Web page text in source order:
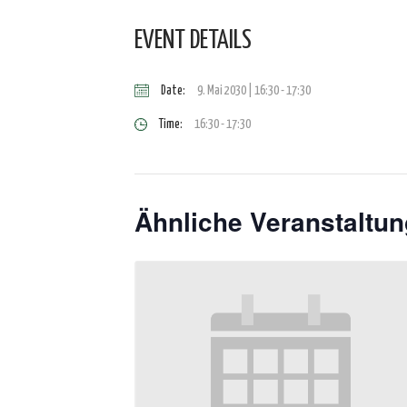
EVENT DETAILS
Date: 9. Mai 2030 | 16:30-17:30
Time: 16:30 - 17:30
Ähnliche